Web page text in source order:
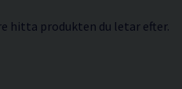
hitta produkten du letar efter.